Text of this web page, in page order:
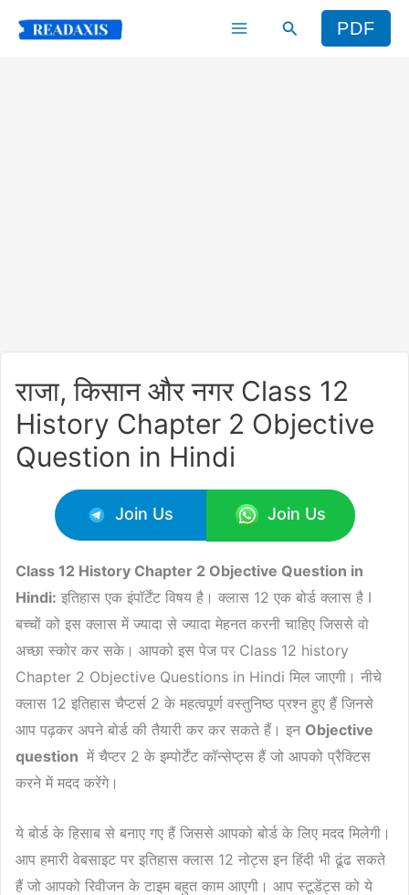
Search PDF
राजा, किसान और नगर Class 12
History Chapter 2 Objective
Question in Hindi
Join Us Join Us
Class 12 History Chapter 2 Objective Question in
Hindi: इतिहास एक इंपॉर्टेंट विषय है। क्लास 12 एक बोर्ड क्लास है I
बच्चों को इस क्लास में ज्यादा से ज्यादा मेहनत करनी चाहिए जिससे वो
अच्छा स्कोर कर सके। आपको इस पेज पर Class 12 history
Chapter 2 Objective Questions in Hindi मिल जाएगी। नीचे
क्लास 12 इतिहास चैप्टर्स 2 के महत्वपूर्ण वस्तुनिष्ठ प्रश्न हुए हैं जिनसे
आप पढ़कर अपने बोर्ड की तैयारी कर कर सकते हैं। इन Objective
question में चैप्टर 2 के इम्पोर्टेंट कॉन्सेप्ट्स हैं जो आपको प्रैक्टिस
करने में मदद करेंगे।
ये बोर्ड के हिसाब से बनाए गए हैं जिससे आपको बोर्ड के लिए मदद मिलेगी।
आप हमारी वेबसाइट पर इतिहास क्लास 12 नोट्स इन हिंदी भी ढूंढ सकते
हैं जो आपको रिवीजन के टाइम बहुत काम आएगी। आप स्टूडेंट्स को ये